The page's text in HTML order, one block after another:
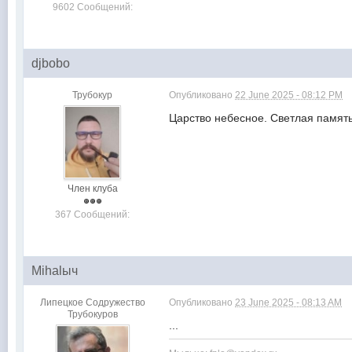
9602 Сообщений:
djbobo
Трубокур
Член клуба
367 Сообщений:
Опубликовано22 June 2025 - 08:12 PM
Царство небесное. Светлая
Mihalыч
Липецкое Содружество
Трубокуров
Опубликовано23 June 2025 - 08:13 AM